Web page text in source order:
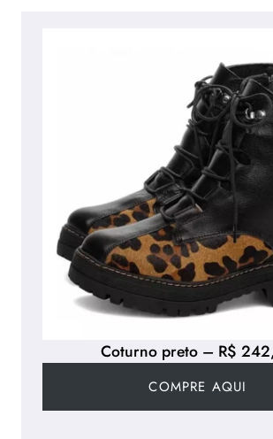
Coturno preto – R$
COMPRE AQUI